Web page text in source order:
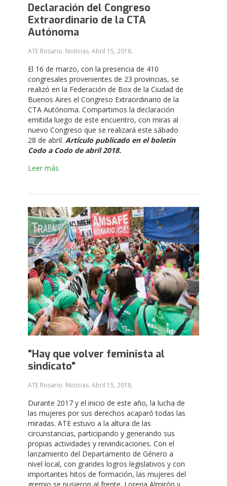
Declaración del Congreso
Extraordinario de la CTA
Autónoma
ATE Rosario. Noticias. Abril 15, 2018.
El 16 de marzo, con la presencia de 410
congresales provenientes de 23 provincias, se
realizó en la Federación de Box de la Ciudad de
Buenos Aires el Congreso Extraordinario de la
CTA Autónoma. Compartimos la declaración
emitida luego de este encuentro, con miras al
nuevo Congreso que se realizará este sábado
28 de abril. Artículo publicado en elboletín
Codo a Codo de abril 2018.
Leer más
"Hay que volver feminista al
sindicato"
ATE Rosario. Noticias. Abril 15, 2018.
Durante 2017 y el inicio de este año, la lucha de
las mujeres por sus derechos acaparó todas las
miradas. ATE estuvo a la altura de las
circunstancias, participando y generando sus
propias actividades y reivindicaciones. Con el
lanzamiento del Departamento de Género a
nivel local, con grandes logros legislativos y con
importantes hitos de formación, las mujeres del